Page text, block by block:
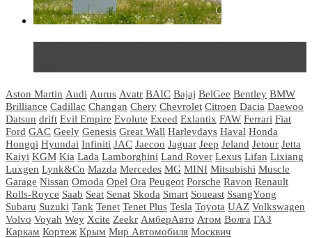
Aston Martin Audi Aurus Avatr BAIC Bajaj BelGee Bentley BMW
Brilliance Cadillac Changan Chery Chevrolet Citroen Dacia Daewoo
Datsun drift Evil Empire Evolute Exeed Exlantix FAW Ferrari Fiat
Ford GAC Geely Genesis Great Wall Harleydays Haval Honda
Hongqi Hyundai Infiniti JAC Jaecoo Jaguar Jeep Jeland Jetour Jetta
Kaiyi KGM Kia Lada Lamborghini Land Rover Lexus Lifan Lixiang
Luxgen Lynk&Co Mazda Mercedes MG MINI Mitsubishi Muscle
Garage Nissan Omoda Opel Ora Peugeot Porsche Ravon Renault
Rolls-Royce Saab Seat Senat Skoda Smart Soueast SsangYong
Subaru Suzuki Tank Tenet Tenet Plus Tesla Toyota UAZ Volkswagen
Volvo Voyah Wey Xcite Zeekr АмберАвто Атом Волга ГАЗ
Каркам Кортеж Крым Мир Автомобиля Москвич